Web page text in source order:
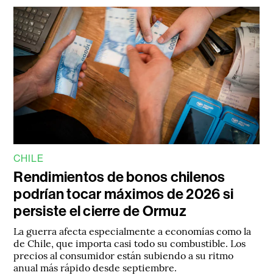
CHILE
Rendimientos de bonos chilenos
podrían tocar máximos de 2026 si
persiste el cierre de Ormuz
La guerra afecta especialmente a economías como la
de Chile, que importa casi todo su combustible. Los
precios al consumidor están subiendo a su ritmo
anual más rápido desde septiembre.